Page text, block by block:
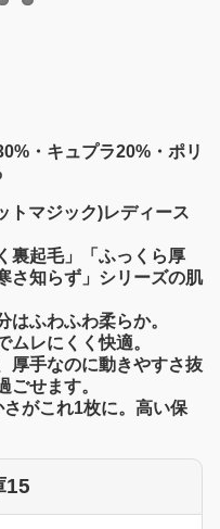
・キュプラ20%・ポリ
トマジック)レディース
裏起毛」「ふっくら厚
さ知らず」シリーズの肌
ふわふわ柔らか。
ムレにくく快適。
厚手なのに動きやすさ抜
ごせます。
がこれ1枚に。高い保